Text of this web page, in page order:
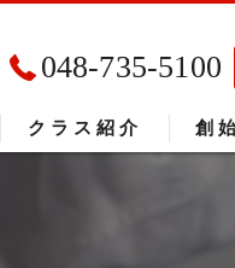
048-735-5100
クラス紹介 創